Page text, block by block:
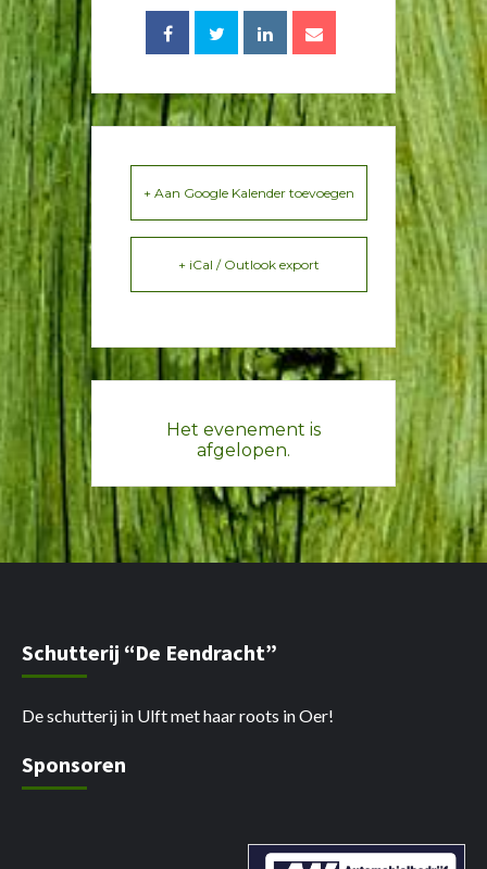
+ Aan Google Kalender toevoegen
+ iCal / Outlook export
Het evenement is
afgelopen.
Schutterij “De Eendracht”
De schutterij in Ulft met haar roots in Oer!
Sponsoren